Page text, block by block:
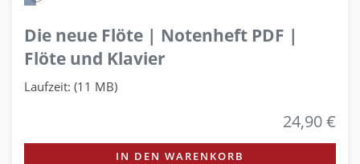
Die neue Flöte | Notenheft PDF |
Flöte und Klavier
Laufzeit: (11 MB)
24,90 €
IN DEN WARENKORB